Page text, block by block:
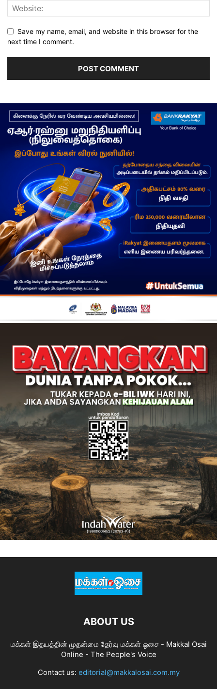
Save my name, email, and website in this browser for the
next time I comment.
ABOUT US
மக்கள் இதயத்தின் முதன்மை தேர்வு மக்கள் ஓசை - Makkal Osai
Online - The People's Voice
Contact us: editorial@makkalosai.com.my